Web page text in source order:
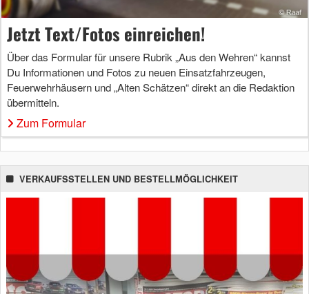
Jetzt Text/Fotos einreichen!
Über das Formular für unsere Rubrik „Aus den Wehren“ kannst
Du Informationen und Fotos zu neuen Einsatzfahrzeugen,
Feuerwehrhäusern und „Alten Schätzen“ direkt an die Redaktion
übermitteln.
Zum Formular
VERKAUFSSTELLEN UND BESTELLMÖGLICHKEIT